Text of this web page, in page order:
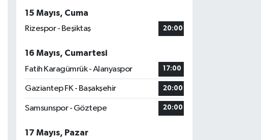
15 Mayıs, Cuma
Rizespor - Beşiktaş
20:00
16 Mayıs, Cumartesi
Fatih Karagümrük - Alanyaspor
17:00
Gaziantep FK - Başakşehir 20:00
Samsunspor - Göztepe 20:00
17 Mayıs, Pazar